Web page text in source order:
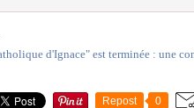
d'Ignace" est terminée : une
Repost 0